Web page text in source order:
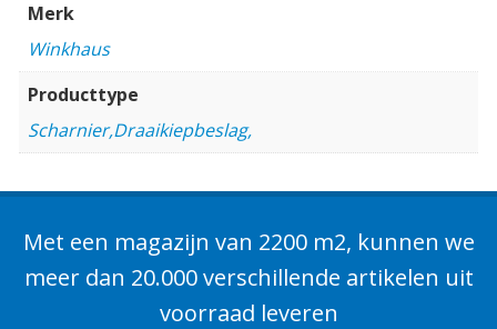
Merk
Winkhaus
Producttype
Scharnier,Draaikiepbeslag,
Met een magazijn van 2200 m2, kunnen we
meer dan 20.000 verschillende artikelen uit
voorraad leveren